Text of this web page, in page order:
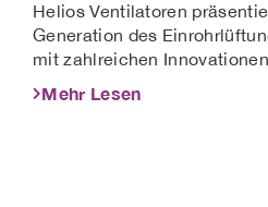
Helios Ventilatoren
Generation des
mit zahlreichen
Mehr Lesen